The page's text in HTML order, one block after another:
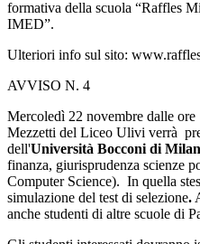
formativa della scuola “Raffles
IMED”.
Ulteriori info sul sito:
AVVISO N. 4
Mercoledì 22 novembre dalle
Mezzetti del Liceo Ulivi verrà
dell'Università Bocconi di
finanza, giurisprudenza scienze
Computer Science). In quella
simulazione del test di selezione.
anche studenti di altre scuole di